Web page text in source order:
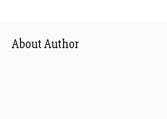
About Author